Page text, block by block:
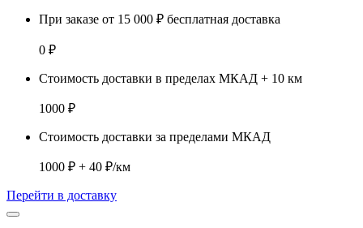
При заказе от 15 000 ₽ бесплатная доставка
0 ₽
Стоимость доставки в пределах МКАД + 10 км
1000 ₽
Стоимость доставки за пределами МКАД
1000 ₽ + 40 ₽/км
Перейти в доставку